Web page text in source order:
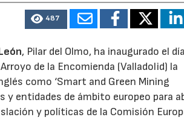
487
, Pilar del Olmo, ha inaugurado el
de la Encomienda (Valladolid) la
como ‘Smart and Green Mining
y entidades de ámbito europeo para
y políticas de la Comisión